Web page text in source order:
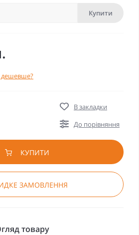
Купити
дешевше?
В закладки
До порівняння
КУПИТИ
ЗАМОВЛЕННЯ
товару